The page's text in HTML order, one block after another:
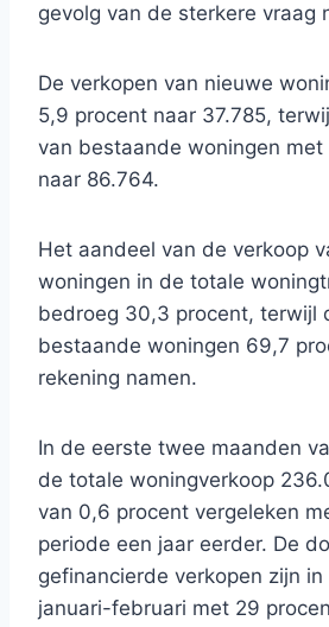
gevolg van de sterkere vraag
De verkopen van nieuwe
5,9 procent naar 37.785,
van bestaande woningen
naar 86.764.
Het aandeel van de verkoop
woningen in de totale
bedroeg 30,3 procent, terwijl
bestaande woningen 69,7
rekening namen.
In de eerste twee maanden
de totale woningverkoop
van 0,6 procent vergeleken
periode een jaar eerder. De
gefinancierde verkopen zijn
januari-februari met 29